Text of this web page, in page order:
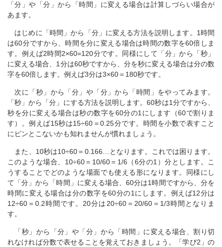
「分」や「分」から「時間」に変える場合は計算しづらい場合が
あます。
はじめに「時間」から「分」に変える方法を説明します。1時間
は60分ですから、時間を分に変える場合は時間の数字を60倍しま
す。例えば2時間2×60=120分です。同様にして「分」から「秒」
に変える場合、1分は60秒ですから、分を秒に変える場合は分の数
字を60倍します。例えば3分は3×60＝180秒です。
次に「秒」から「分」や「分」から「時間」をやってみます。
「秒」から「分」にする方法を説明します。60秒は1分ですから、
秒を分に変える場合は秒の数字を60分の1にします（60で割りま
す）。例えば15秒は15÷60＝0.25分です。時間を小数で表すこと
にピンとこないかも知れませんが慣れましょう。
また、10秒は10÷60＝0.166…となります。これでは困ります。
このような場合、10÷60＝10/60＝1/6（6分の1）分とします。こ
うすることでどのような場面でも使える形になります。同様にし
て「分」から「時間」に変える場合、60分は1時間ですから、分を
時間に変える場合は分の数字を60分の1にします。例えば12分は
12÷60＝0.2時間です。20分は20÷60＝20/60＝1/3時間となりま
す。
「秒」から「分」や「分」から「時間」に変える場合、割り切
れなければ分数で表せることを覚えておきましょう。「学び2」の